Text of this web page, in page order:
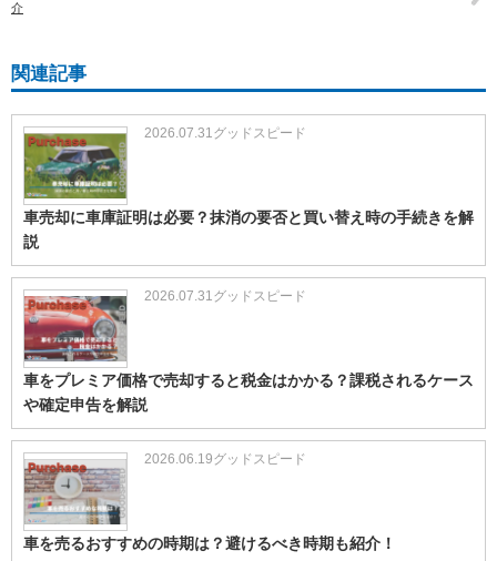
介
関連記事
2026.07.31グッドスピード
車売却に車庫証明は必要？抹消の要否と買い替え時の手続きを解
説
2026.07.31グッドスピード
車をプレミア価格で売却すると税金はかかる？課税されるケース
や確定申告を解説
2026.06.19グッドスピード
車を売るおすすめの時期は？避けるべき時期も紹介！